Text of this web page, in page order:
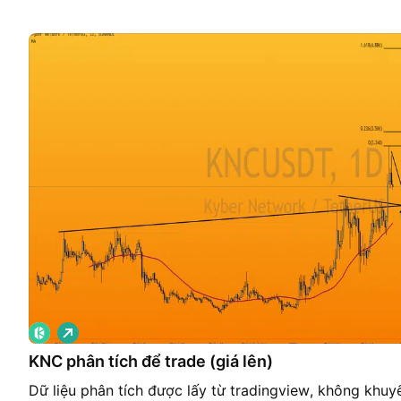
KNC phân tích để trade (giá lên)
Dữ liệu phân tích được lấy từ tradingview, không
G
i
á
l
ê